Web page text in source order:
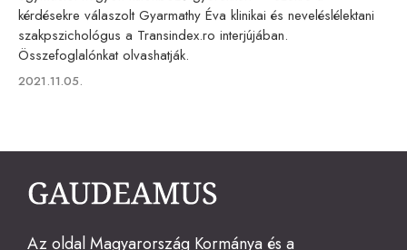
kérdésekre válaszolt Gyarmathy Éva klinikai és neveléslélektani
szakpszichológus a Transindex.ro interjújában.
Összefoglalónkat olvashatják.
Published
2021.11.05.
Az oldal Magyarország Kormánya és a